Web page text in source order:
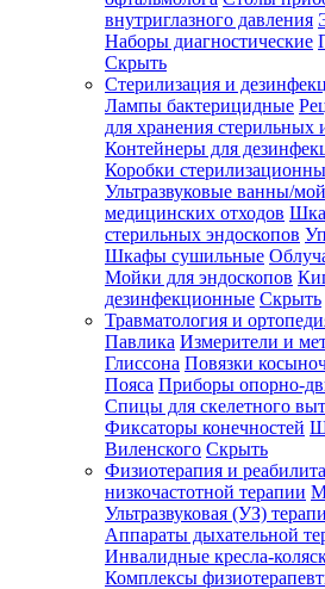
внутриглазного давления
Наборы диагностические
Скрыть
Стерилизация и
Лампы бактерицидные
для хранения стерильных
Контейнеры для
Коробки
Ультразвуковые ванны/
медицинских отходов
стерильных эндоскопов
Шкафы сушильные
Мойки для эндоскопов
дезинфекционные Скрыть
Травматология и
Павлика Измерители и
Глиссона Повязки
Пояса Приборы опорно-
Спицы для скелетного
Фиксаторы конечностей
Виленского Скрыть
Физиотерапия и
низкочастотной терапии
Ультразвуковая (УЗ)
Аппараты дыхательной
Инвалидные кресла-
Комплексы